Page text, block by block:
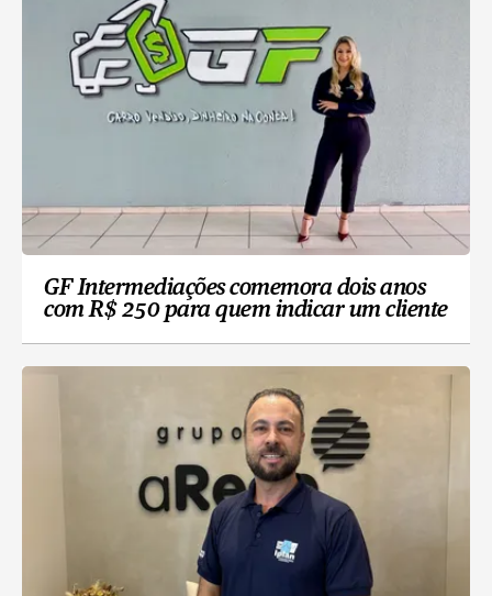
GF Intermediações comemora dois anos
com R$ 250 para quem indicar um cliente